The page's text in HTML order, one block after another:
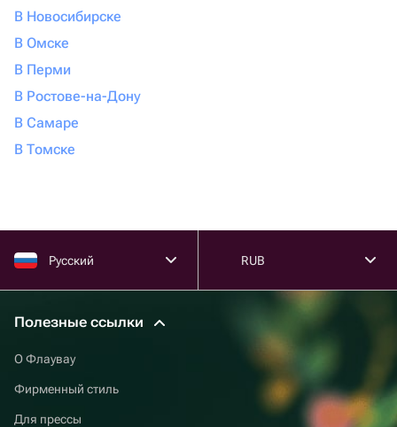
В Новосибирске
В Омске
В Перми
В Ростове-на-Дону
В Самаре
В Томске
Русский RUB
Полезные ссылки
О Флаувау
Фирменный стиль
Для прессы